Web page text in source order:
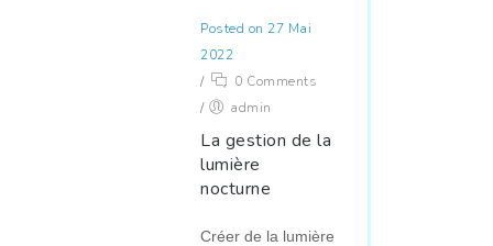
Posted on 27 Mai
2022
/
0 Comments
/
admin
La gestion de la
lumière
nocturne
Créer de la lumière